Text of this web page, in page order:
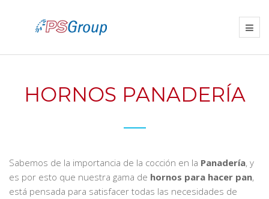
HORNOS PANADERÍA
Sabemos de la importancia de la cocción en la Panadería, y
es por esto que nuestra gama de hornos para hacer pan,
está pensada para satisfacer todas las necesidades de